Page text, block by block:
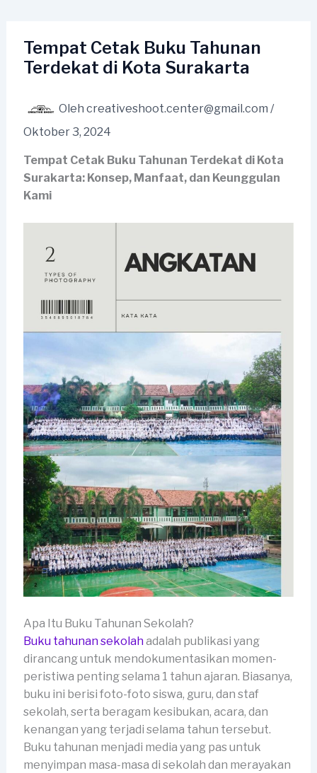
kontenTempat Cetak Buku Tahunan
Terdekat di Kota Surakarta
Oleh creativeshoot.center@gmail.com /
Oktober 3, 2024
Tempat Cetak Buku Tahunan Terdekat di Kota
Surakarta: Konsep, Manfaat, dan Keunggulan
Kami
Apa Itu Buku Tahunan Sekolah?
Buku tahunan sekolahadalah publikasi yang
dirancang untuk mendokumentasikan momen-
peristiwa penting selama 1 tahun ajaran. Biasanya,
buku ini berisi foto-foto siswa, guru, dan staf
sekolah, serta beragam kesibukan, acara, dan
kenangan yang terjadi selama tahun tersebut.
Buku tahunan menjadi media yang pas untuk
menyimpan masa-masa di sekolah dan merayakan